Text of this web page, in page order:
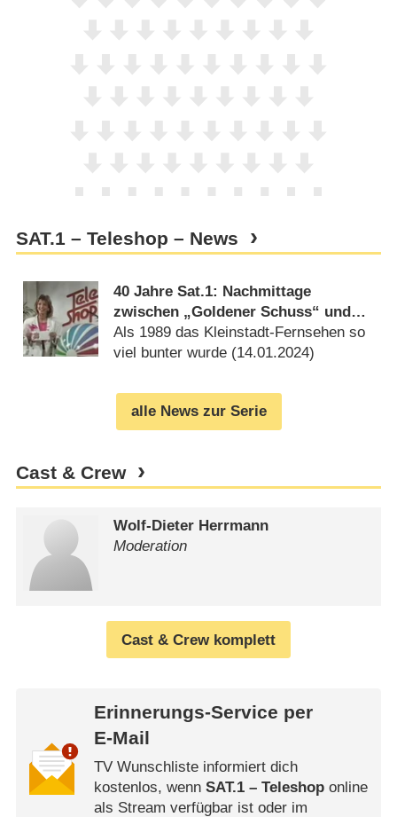
SAT.1 – Teleshop – News
40 Jahre Sat.1: Nachmittage
zwischen „Goldener Schuss“ und
„Teleshop“
Als 1989 das Kleinstadt-Fernsehen so
viel bunter wurde (14.01.2024)
alle News zur Serie
Cast & Crew
Wolf-Dieter Herrmann
Moderation
Cast & Crew komplett
Erinnerungs-Service per
E-Mail
TV Wunschliste informiert dich
kostenlos, wenn SAT.1 – Teleshoponline
als Stream verfügbar ist oder im